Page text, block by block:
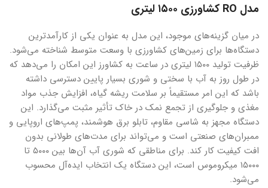
مدل RO کشاورزی ۱۵۰۰ لیتری
در میان گزینه‌های موجود، این مدل به عنوان یکی از کارآمدترین
دستگاه‌ها برای زمین‌های کشاورزی با وسعت متوسط شناخته می‌شود.
ظرفیت تولید ۱۵۰۰ لیتری در ساعت به کشاورز این امکان را می‌دهد که
در طول روز به آب با سختی و شوری بسیار پایین دسترسی داشته
باشد که این امر مستقیماً بر سلامت ریشه گیاه، افزایش جذب مواد
مغذی و جلوگیری از تجمع نمک در خاک تأثیر مثبت می‌گذارد. این
دستگاه مجهز به شاسی مقاوم، تابلو برق هوشمند، پمپ‌های اروپایی و
ممبران‌های صنعتی است و می‌تواند برای مدت‌های طولانی بدون
افت کیفیت کار کند. برای مناطقی که شوری آب آن‌ها بین ۵۰۰۰ تا
۱۵۰۰۰ میکروموس است، این دستگاه یک انتخاب ایده‌آل محسوب
می‌شود.